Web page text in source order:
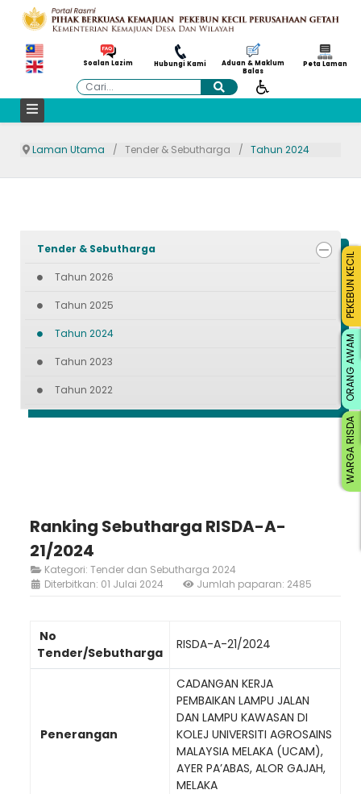
Soalan Lazim Hubungi Kami
Aduan & Maklum
Balas
Peta Laman
Cari
Laman Utama Tender & Sebutharga Tahun 2024
Tender & Sebutharga
Tahun 2026
Tahun 2025
Tahun 2024
Tahun 2023
Tahun 2022
Ranking Sebutharga RISDA-A-
21/2024
Kategori: Tender dan Sebutharga 2024
Diterbitkan: 01 Julai 2024
Jumlah paparan: 2485
No
Tender/Sebutharga
RISDA-A-21/2024
Penerangan
CADANGAN KERJA
PEMBAIKAN LAMPU JALAN
DAN LAMPU KAWASAN DI
KOLEJ UNIVERSITI AGROSAINS
MALAYSIA MELAKA (UCAM),
AYER PA’ABAS, ALOR GAJAH,
MELAKA
Loading AiRIS...
WARGA RISDA
ORANG AWAM
PEKEBUN KECIL